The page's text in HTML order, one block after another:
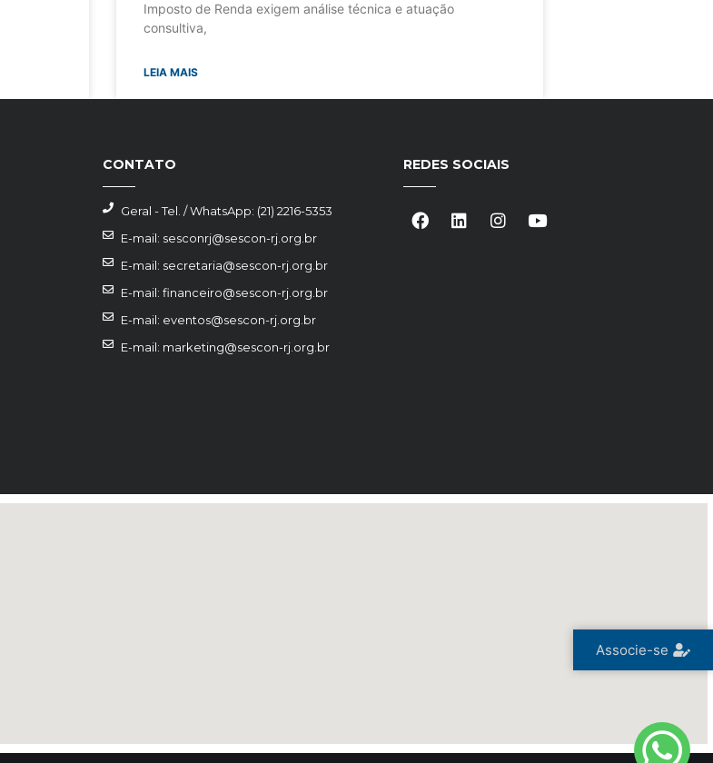
Imposto de Renda exigem análise técnica e atuação
consultiva,
LEIA MAIS
CONTATO
Geral - Tel. / WhatsApp: (21) 2216-5353
E-mail: sesconrj@sescon-rj.org.br
E-mail: secretaria@sescon-rj.org.br
E-mail: financeiro@sescon-rj.org.br
E-mail: eventos@sescon-rj.org.br
E-mail: marketing@sescon-rj.org.br
REDES SOCIAIS
Associe-se